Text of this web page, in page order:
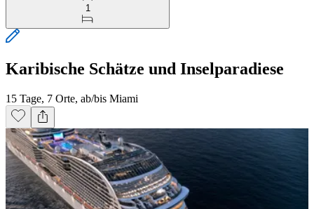
1
Karibische Schätze und Inselparadiese
15 Tage, 7 Orte, ab/bis Miami